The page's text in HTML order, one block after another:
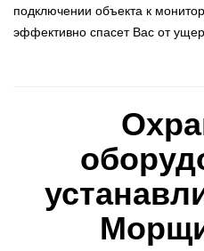
подключении объекта к
эффективно спасет Вас от